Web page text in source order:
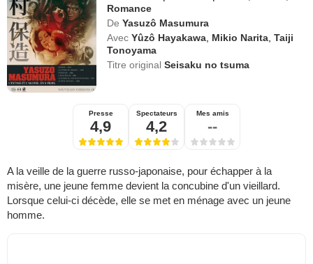
Romance
De Yasuzô Masumura
Avec Yûzô Hayakawa Mikio Narita ,Taiji
Tonoyama
Titre originalSeisaku no tsuma
Presse
4,9
Spectateurs
4,2
Mes amis
--
A la veille de la guerre russo-japonaise, pour échapper à la
misère, une jeune femme devient la concubine d'un vieillard.
Lorsque celui-ci décède, elle se met en ménage avec un jeune
homme.